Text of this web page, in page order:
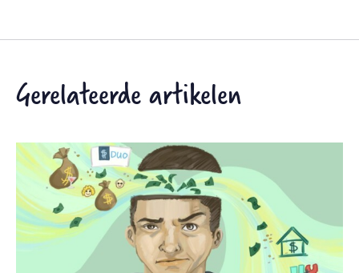
Gerelateerde artikelen